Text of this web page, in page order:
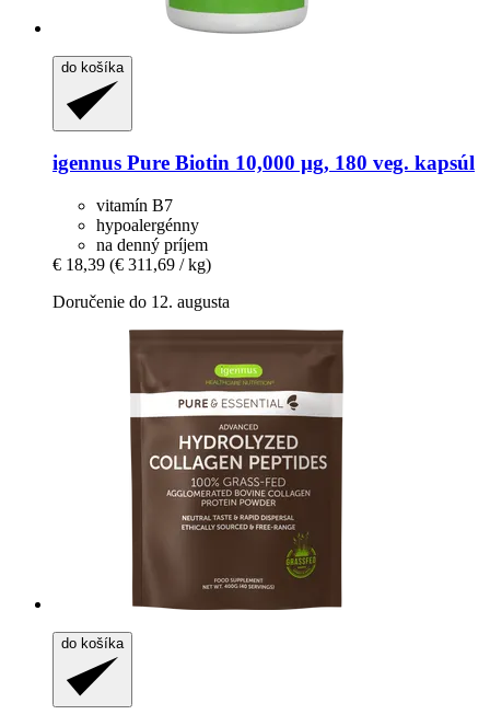
do košíka
igennus Pure Biotin 10,000 µg, 180 veg. kapsúl
vitamín B7
hypoalergénny
na denný príjem
€ 18,39 (€ 311,69 / kg)
Doručenie do 12. augusta
do košíka